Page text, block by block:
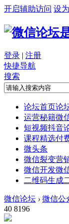
开启辅助访问 设
登录 | 注册
快捷导航
搜索
论坛首页论
运营秘籍微
短视频抖音
课程精选付
微头条
微信裂变营
微信开发微
二维码生成
微信论坛 › 微信公
40 8196